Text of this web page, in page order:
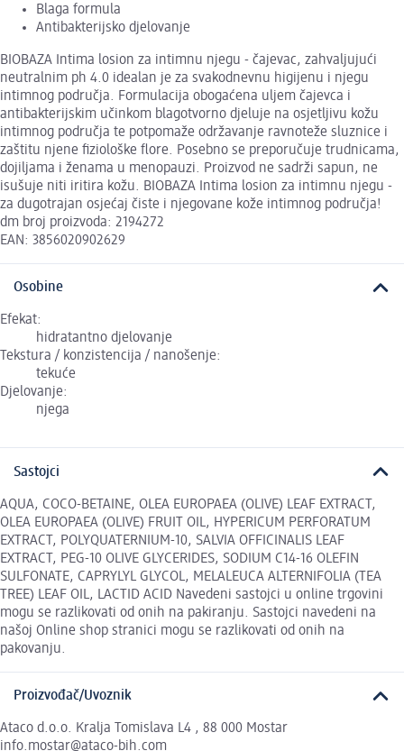
Blaga formula
Antibakterijsko djelovanje
BIOBAZA Intima losion za intimnu njegu - čajevac, zahvaljujući
neutralnim ph 4.0 idealan je za svakodnevnu higijenu i njegu
intimnog područja. Formulacija obogaćena uljem čajevca i
antibakterijskim učinkom blagotvorno djeluje na osjetljivu kožu
intimnog područja te potpomaže održavanje ravnoteže sluznice i
zaštitu njene fiziološke flore. Posebno se preporučuje trudnicama,
dojiljama i ženama u menopauzi. Proizvod ne sadrži sapun, ne
isušuje niti iritira kožu. BIOBAZA Intima losion za intimnu njegu -
za dugotrajan osjećaj čiste i njegovane kože intimnog područja!
dm broj proizvoda: 2194272
EAN: 3856020902629
Osobine
Efekat:
hidratantno djelovanje
Tekstura / konzistencija / nanošenje:
tekuće
Djelovanje:
njega
Sastojci
AQUA, COCO-BETAINE, OLEA EUROPAEA (OLIVE) LEAF EXTRACT,
OLEA EUROPAEA (OLIVE) FRUIT OIL, HYPERICUM PERFORATUM
EXTRACT, POLYQUATERNIUM-10, SALVIA OFFICINALIS LEAF
EXTRACT, PEG-10 OLIVE GLYCERIDES, SODIUM C14-16 OLEFIN
SULFONATE, CAPRYLYL GLYCOL, MELALEUCA ALTERNIFOLIA (TEA
TREE) LEAF OIL, LACTID ACID Navedeni sastojci u online trgovini
mogu se razlikovati od onih na pakiranju. Sastojci navedeni na
našoj Online shop stranici mogu se razlikovati od onih na
pakovanju.
Proizvođač/Uvoznik
Ataco d.o.o. Kralja Tomislava L4 , 88 000 Mostar
info.mostar@ataco-bih.com